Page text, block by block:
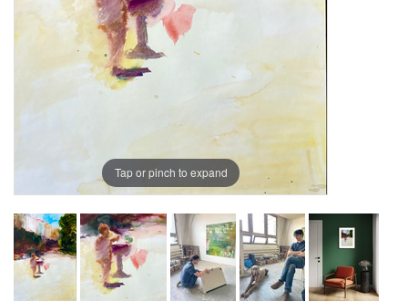
Tap or pinch to expand